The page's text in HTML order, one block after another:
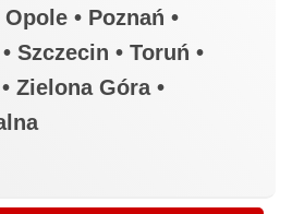
• Poznań •
Szczecin • Toruń •
Zielona Góra •